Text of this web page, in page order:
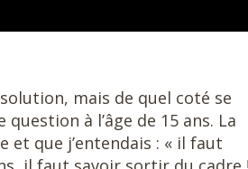
mais de quel coté se
à l’âge de 15 ans. La
et que j’entendais : « il faut